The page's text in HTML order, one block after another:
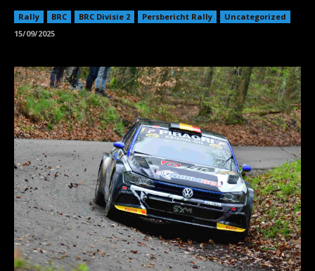
Rally BRC BRC Divisie 2 Persbericht Rally
Uncategorized
15/09/2025